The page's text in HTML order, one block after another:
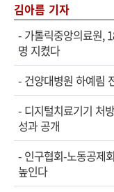
김아름 기자
- 가톨릭중앙의료원,
명 지켰다
- 건양대병원 하예림
- 디지털치료기기 처
성과 공개
- 인구협회-노동공제
높인다